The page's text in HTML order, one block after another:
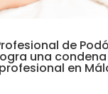
de
una
en